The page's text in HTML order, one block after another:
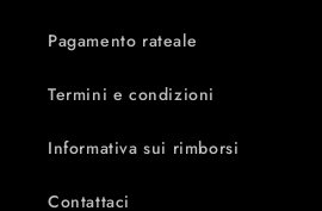
Pagamento rateale
Termini e condizioni
Informativa sui rimborsi
Contattaci